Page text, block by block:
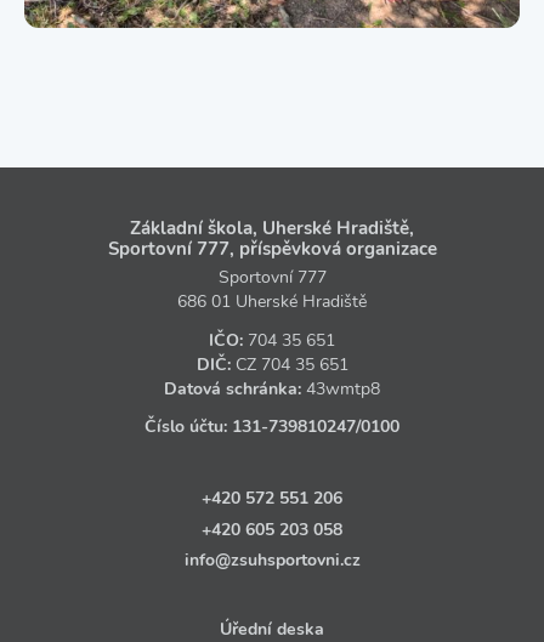
Základní škola, Uherské Hradiště,
Sportovní 777, příspěvková organizace
Sportovní 777
686 01 Uherské Hradiště
IČO: 704 35 651
DIČ: CZ 704 35 651
Datová schránka: 43wmtp8
Číslo účtu: 131‑739810247/0100
+420 572 551 206
+420 605 203 058
info@zsuhsportovni.cz
Úřední deska